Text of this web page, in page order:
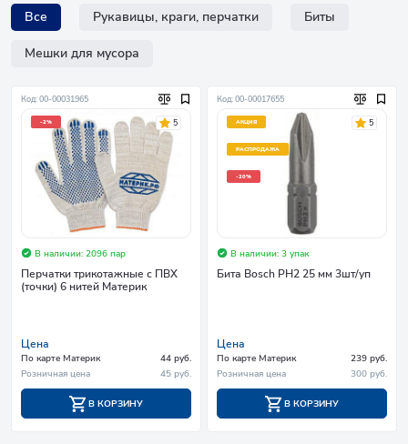
Все Рукавицы, краги, перчатки Биты
Мешки для мусора
Код: 00-00031965
-2% 5
В наличии: 2096 пар
Перчатки трикотажные с ПВХ
(точки) 6 нитей Материк
Цена
По карте Материк
44 руб.
Розничная цена
45 руб.
В КОРЗИНУ
Код: 00-00017655
АКЦИЯ
РАСПРОДАЖА
-20%
5
В наличии: 3 упак
Бита Bosch PH2 25 мм 3шт/уп
Цена
По карте Материк
239 руб.
Розничная цена
300 руб.
В КОРЗИНУ